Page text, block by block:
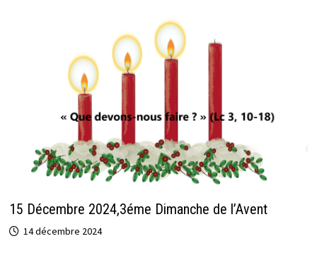
15 Décembre 2024,3éme Dimanche de l’Avent
14 décembre 2024